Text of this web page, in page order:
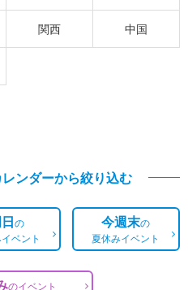
関西 中国
ンダーから絞り込む
の
ベント
今週末の
夏休みイベント
のイベント